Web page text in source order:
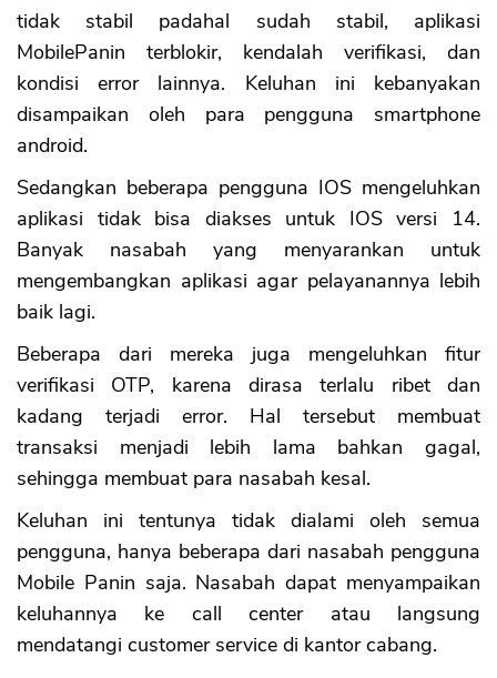
tidak stabil padahal sudah stabil, aplikasi
MobilePanin terblokir, kendalah verifikasi, dan
kondisi error lainnya. Keluhan ini kebanyakan
disampaikan oleh para pengguna smartphone
android.
Sedangkan beberapa pengguna IOS mengeluhkan
aplikasi tidak bisa diakses untuk IOS versi 14.
Banyak nasabah yang menyarankan untuk
mengembangkan aplikasi agar pelayanannya lebih
baik lagi.
Beberapa dari mereka juga mengeluhkan fitur
verifikasi OTP, karena dirasa terlalu ribet dan
kadang terjadi error. Hal tersebut membuat
transaksi menjadi lebih lama bahkan gagal,
sehingga membuat para nasabah kesal.
Keluhan ini tentunya tidak dialami oleh semua
pengguna, hanya beberapa dari nasabah pengguna
Mobile Panin saja. Nasabah dapat menyampaikan
keluhannya ke call center atau langsung
mendatangi customer service di kantor cabang.